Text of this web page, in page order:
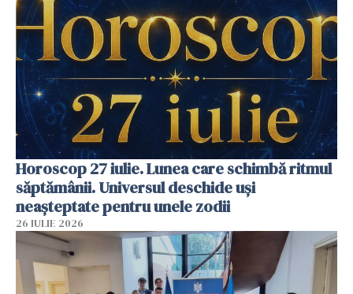
Horoscop 27 iulie. Lunea care schimbă ritmul
săptămânii. Universul deschide uși
neașteptate pentru unele zodii
26 IULIE 2026